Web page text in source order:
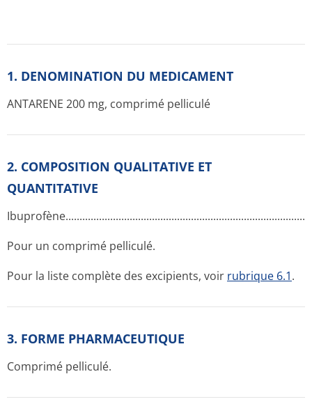
1. DENOMINATION DU MEDICAMENT
ANTARENE 200 mg, comprimé pelliculé
2. COMPOSITION QUALITATIVE ET
QUANTITATIVE
Pour un comprimé pelliculé.
Pour la liste complète des excipients, voir rubrique 6.1.
3. FORME PHARMACEUTIQUE
Comprimé pelliculé.